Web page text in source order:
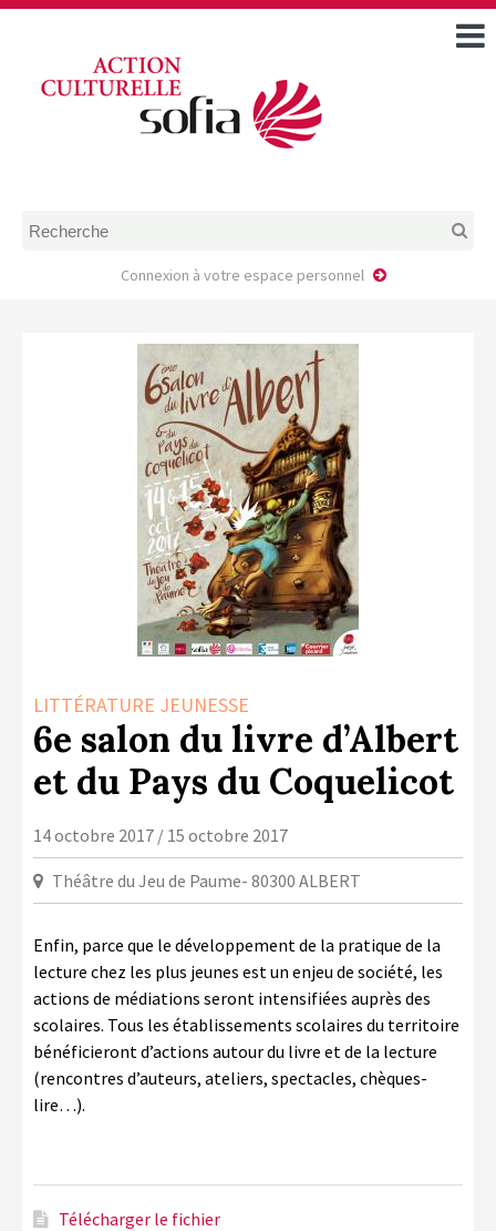
DOSSIERS DE DEMANDE
PRESTATION
AUTEUR/PORTEUR DE
PROJET
LA COPIE PRIVÉE
NUMÉRIQUE
LA CULTURE AVEC LA COPIE
PRIVÉE
RAPPORT 2019 DE L’ACTION
CONTACTS
Connexion à votre espace personnel
LITTÉRATURE JEUNESSE
6e salon du livre d’Albert
et du Pays du Coquelicot
14 octobre 2017 / 15 octobre 2017
Théâtre du Jeu de Paume- 80300 ALBERT
Enfin, parce que le développement de la pratique de la
lecture chez les plus jeunes est un enjeu de société, les
actions de médiations seront intensifiées auprès des
scolaires. Tous les établissements scolaires du territoire
bénéficieront d’actions autour du livre et de la lecture
(rencontres d’auteurs, ateliers, spectacles, chèques-
lire…).
Télécharger le fichier